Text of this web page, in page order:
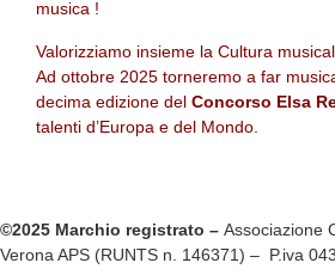
musica !
Valorizziamo insieme la Cultura
Ad ottobre 2025 torneremo a far
decima edizione del Concorso Elsa
talenti d’Europa e del Mondo.
©2025 Marchio registrato – Associazione
Verona APS (RUNTS n. 146371) – P.iva